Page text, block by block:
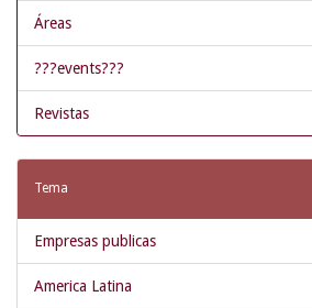
Áreas
???events???
Revistas
Tema
Empresas publicas
America Latina